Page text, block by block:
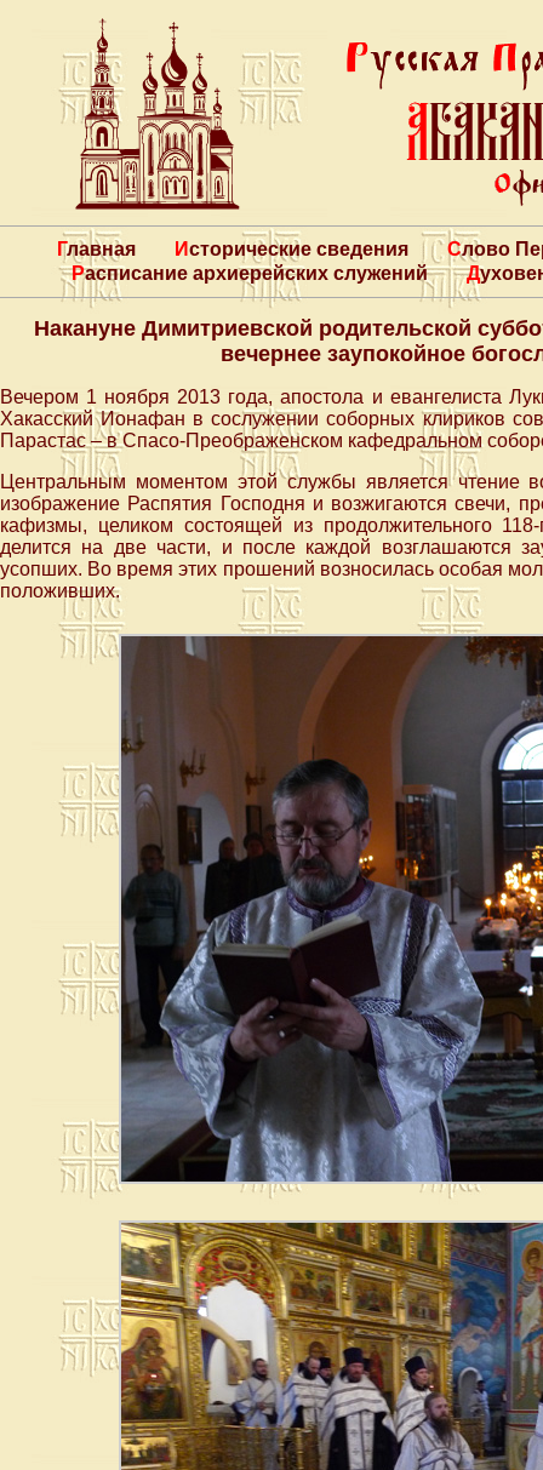
Главная Исторические сведения
Слово
Расписание архиерейских служений
Накануне Димитриевской родительской
вечернее заупокойное
Вечером 1 ноября 2013 года, апостола и евангелиста
Хакасский Ионафан в сослужении соборных клириков
Парастас – в Спасо-Преображенском кафедральном
Центральным моментом этой службы является чтение
изображение Распятия Господня и возжигаются свечи,
кафизмы, целиком состоящей из продолжительного
делится на две части, и после каждой возглашаются
усопших. Во время этих прошений возносилась особая
положивших.